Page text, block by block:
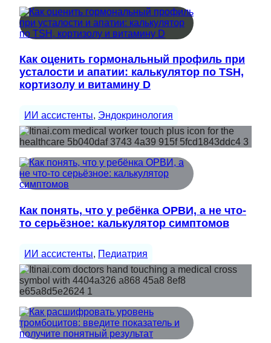
Как оценить гормональный профиль при
усталости и апатии: калькулятор по TSH,
кортизолу и витамину D
ИИ ассистенты, Эндокринология
Как понять, что у ребёнка ОРВИ, а не что-
то серьёзное: калькулятор симптомов
ИИ ассистенты, Педиатрия